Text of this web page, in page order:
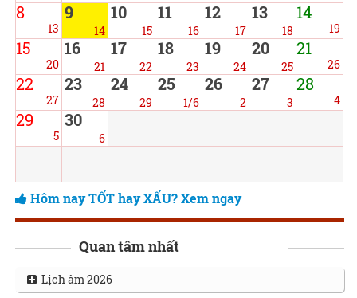
8
13
9
14
10
15
11
16
12
17
13
18
14
19
15
20
16
21
17
22
18
23
19
24
20
25
21
26
22
27
23
28
24
29
25
1/6
26
2
27
3
28
4
29
5
30
6
Hôm nay TỐT hay XẤU? Xem ngay
Quan tâm nhất
Lịch âm 2026